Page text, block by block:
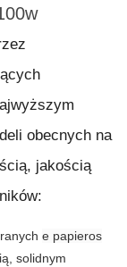
obecnych na
jakością
e papieros
solidnym